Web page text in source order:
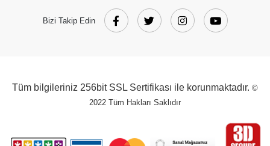
Bizi Takip Edin
Tüm bilgileriniz 256bit SSL Sertifikası ile korunmaktadır. ©
2022 Tüm Hakları Saklıdır